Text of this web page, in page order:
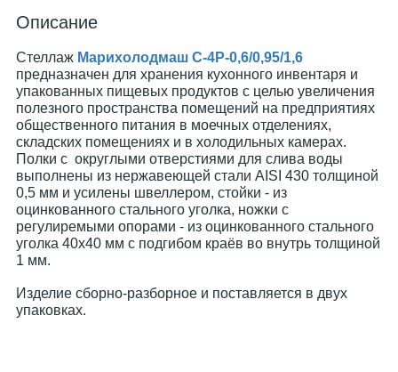
Описание
Стеллаж Марихолодмаш С-4Р-0,6/0,95/1,6
предназначен для хранения кухонного инвентаря и
упакованных пищевых продуктов с целью увеличения
полезного пространства помещений на предприятиях
общественного питания в моечных отделениях,
складских помещениях и в холодильных камерах.
Полки с округлыми отверстиями для слива воды
выполнены из нержавеющей стали AISI 430 толщиной
0,5 мм и усилены швеллером, стойки - из
оцинкованного стального уголка, ножки с
регулиремыми опорами - из оцинкованного стального
уголка 40х40 мм с подгибом краёв во внутрь толщиной
1 мм.
Изделие сборно-разборное и поставляется в двух
упаковках.